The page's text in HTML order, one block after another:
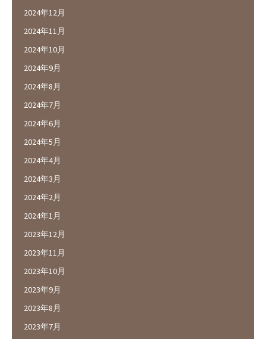
2024年12月
2024年11月
2024年10月
2024年9月
2024年8月
2024年7月
2024年6月
2024年5月
2024年4月
2024年3月
2024年2月
2024年1月
2023年12月
2023年11月
2023年10月
2023年9月
2023年8月
2023年7月